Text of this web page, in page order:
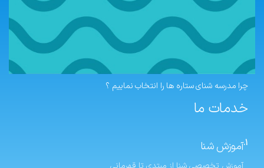
چرا مدرسه شنای ستاره ها را انتخاب نماییم ؟
خدمات ما
1.آموزش شنا